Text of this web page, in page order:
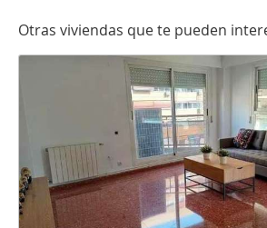
Otras viviendas que te pueden